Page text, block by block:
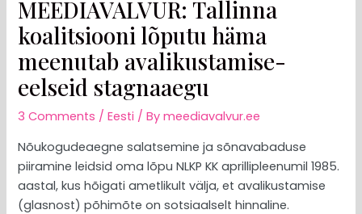
MEEDIAVALVUR: Tallinna
koalitsiooni lõputu häma
meenutab avalikustamise-
eelseid stagnaaegu
3 Comments /Eesti / Bymeediavalvur.ee
Nõukogudeaegne salatsemine ja sõnavabaduse
piiramine leidsid oma lõpu NLKP KK aprillipleenumil 1985.
aastal, kus hõigati ametlikult välja, et avalikustamise
(glasnost) põhimõte on sotsiaalselt hinnaline.